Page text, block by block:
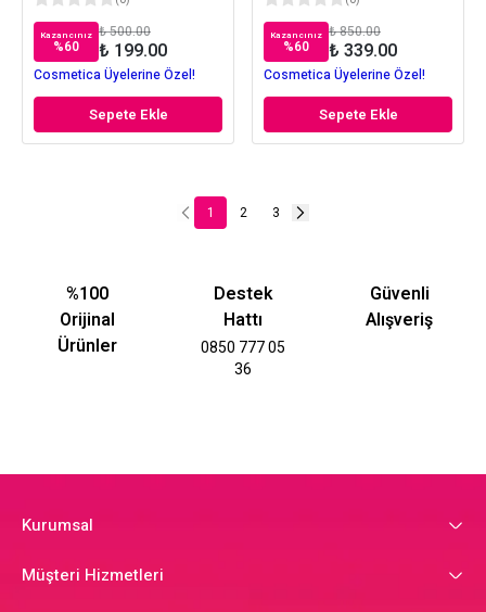
Kazancınız
%60
₺ 500.00
₺ 199.00
Cosmetica Üyelerine Özel!
Sepete Ekle
Kazancınız
%60
₺ 850.00
₺ 339.00
Cosmetica Üyelerine Özel!
Sepete Ekle
1 2 3
%100
Orijinal
Ürünler
Destek
Hattı
0850 777 05
36
Güvenli
Alışveriş
Kurumsal
Müşteri Hizmetleri